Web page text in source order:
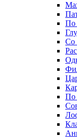
По
Со
По